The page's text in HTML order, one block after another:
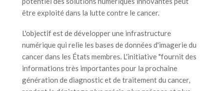
être exploité dans la lutte contre le cancer.
L'objectif est de développer une infrastructure
numérique qui relie les bases de données d'imagerie du
cancer dans les États membres. L'initiative "fournit des
informations très importantes pour la prochaine
génération de diagnostic et de traitement du cancer,